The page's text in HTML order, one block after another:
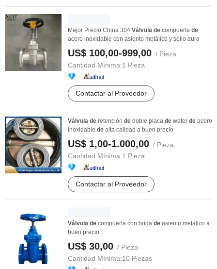
Mejor Precio China 304 Válvula de compuerta de
acero inoxidable con asiento metálico y sello duro
US$ 100,00-999,00 / Pieza
Cantidad Mínima:1 Pieza
Contactar al Proveedor
Válvula de retención de doble placa de wafer de acero
inoxidable de alta calidad a buen precio
US$ 1,00-1.000,00 / Pieza
Cantidad Mínima:1 Pieza
Contactar al Proveedor
Válvula de compuerta con brida de asiento metálico a
buen precio
US$ 30,00 / Pieza
Cantidad Mínima:10 Piezas